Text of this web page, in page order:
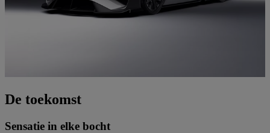
De toekomst
Sensatie in elke bocht